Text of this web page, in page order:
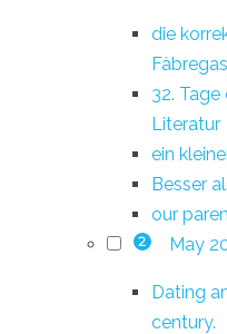
die
Fàbregas
32.
Literatur
ein
Besser
our
2 May
Dating
century.